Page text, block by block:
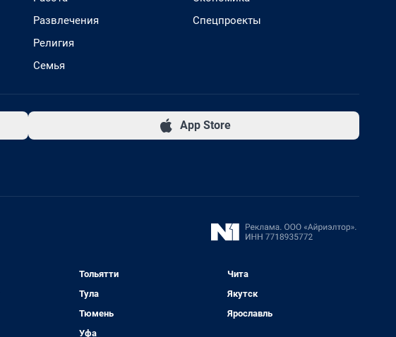
Развлечения
Религия
Семья
Спецпроекты
App Store
Тольятти
Тула
Тюмень
Уфа
Чита
Якутск
Ярославль